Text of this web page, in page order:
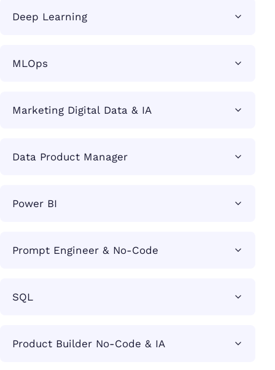
Deep Learning
MLOps
Marketing Digital Data & IA
Data Product Manager
Power BI
Prompt Engineer & No-Code
SQL
Product Builder No-Code & IA